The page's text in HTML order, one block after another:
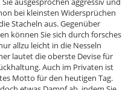
bei kleinsten Widersprüchen
Stacheln aus. Gegenüber
können Sie sich durch forsches
allzu leicht in die Nesseln
lautet die oberste Devise für
Auch im Privaten ist
Motto für den heutigen Tag.